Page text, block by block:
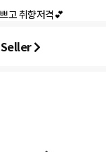
고 취향저격💕
Seller